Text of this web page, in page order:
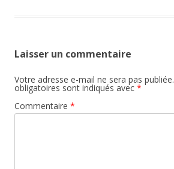
Laisser un commentaire
Votre adresse e-mail ne sera pas publiée.
obligatoires sont indiqués avec *
Commentaire *